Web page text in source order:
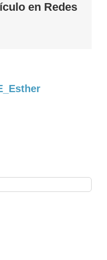
en Redes